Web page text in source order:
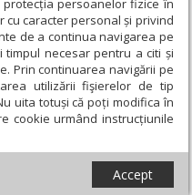
protecția persoanelor fizice în
caracter personal și privind
de a continua navigarea pe
timpul necesar pentru a citi și
Prin continuarea navigării pe
utilizării fişierelor de tip
uita totuși că poți modifica în
cookie urmând instrucțiunile
Accept
› Știri › Moaștele Sfintei
în Catedrala Mitropolitană
Parascheva au
Mitropolitană